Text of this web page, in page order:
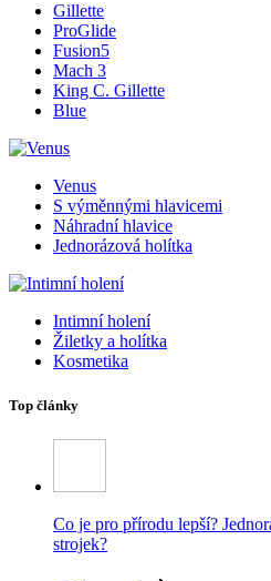
Gillette
ProGlide
Fusion5
Mach 3
King C. Gillette
Blue
Venus
S výměnnými hlavicemi
Náhradní hlavice
Jednorázová holítka
Intimní holení
Žiletky a holítka
Kosmetika
Top články
Co je pro přírodu lepší?
strojek?